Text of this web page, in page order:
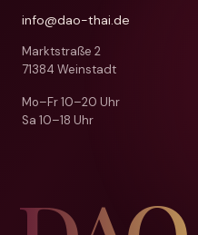
info@dao-thai.de
Marktstraße 2
71384 Weinstadt
Mo–Fr 10–20 Uhr
Sa 10–18 Uhr